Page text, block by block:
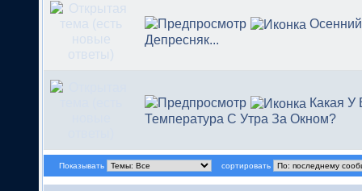
Осенний
Депресняк...
Какая У
Температура С Утра За Окном?
Показывать сортировать